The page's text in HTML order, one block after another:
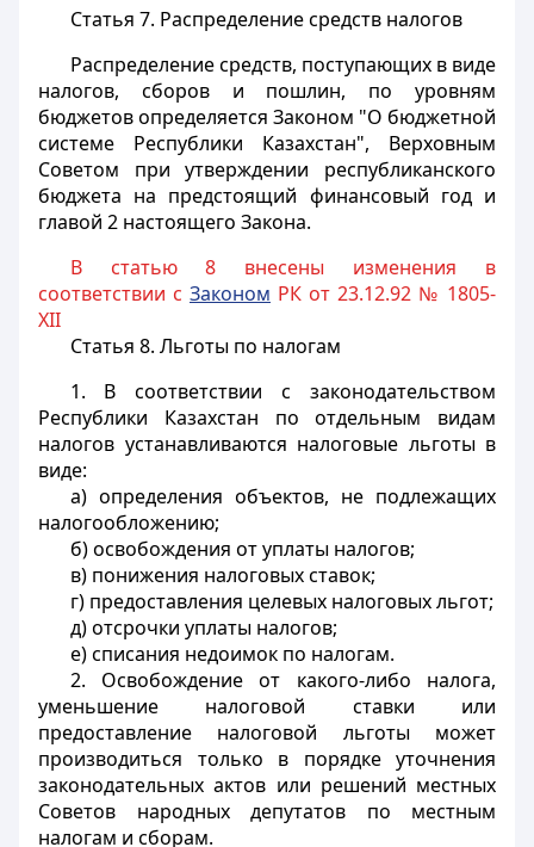
Статья 7. Распределение средств налогов
Распределение средств, поступающих в виде
налогов, сборов и пошлин, по уровням
бюджетов определяется Законом "О бюджетной
системе Республики Казахстан", Верховным
Советом при утверждении республиканского
бюджета на предстоящий финансовый год и
главой 2 настоящего Закона.
В статью 8 внесены изменения в
соответствии с Законом РК от 23.12.92 № 1805-
XII
Статья 8. Льготы по налогам
1. В соответствии с законодательством
Республики Казахстан по отдельным видам
налогов устанавливаются налоговые льготы в
виде:
а) определения объектов, не подлежащих
налогообложению;
б) освобождения от уплаты налогов;
в) понижения налоговых ставок;
г) предоставления целевых налоговых льгот;
д) отсрочки уплаты налогов;
е) списания недоимок по налогам.
2. Освобождение от какого-либо налога,
уменьшение налоговой ставки или
предоставление налоговой льготы может
производиться только в порядке уточнения
законодательных актов или решений местных
Советов народных депутатов по местным
налогам и сборам.